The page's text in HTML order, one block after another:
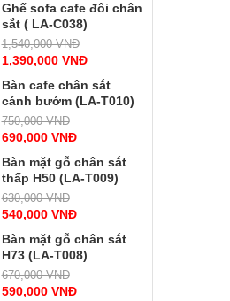
Ghế sofa cafe đôi chân
sắt ( LA-C038)
1,540,000 VNĐ
1,390,000 VNĐ
Bàn cafe chân sắt
cánh bướm (LA-T010)
750,000 VNĐ
690,000 VNĐ
Bàn mặt gỗ chân sắt
thấp H50 (LA-T009)
630,000 VNĐ
540,000 VNĐ
Bàn mặt gỗ chân sắt
H73 (LA-T008)
670,000 VNĐ
590,000 VNĐ